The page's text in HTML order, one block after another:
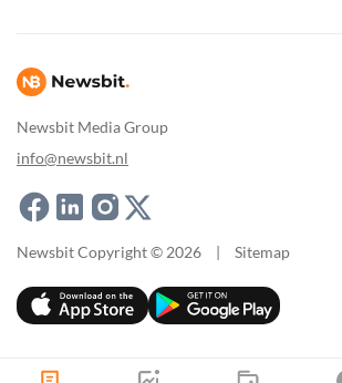
Newsbit Media Group
info@newsbit.nl
Newsbit Copyright © 2026 | Sitemap